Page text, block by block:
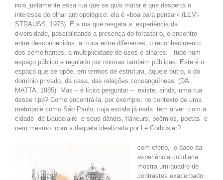
Pois justamente essa rua que se quis matar é que desperta o
interesse do olhar antropológico: ela é «boa para pensar» (LEVI-
STRAUSS, 1975). É a rua que resgata a experiência da
diversidade, possibilitando a presença do forasteiro, o encontro
entre desconhecidos, a troca entre diferentes, o reconhecimento
dos semelhantes, a multiplicidade de usos e olhares – tudo num
espaço público e regulado por normas também públicas. Este é o
espaço que se opõe, em termos de estrutura, àquele outro, o do
domínio privado, da casa, das relações consangüíneas. (DA
MATTA, 1985) Mas – é lícito perguntar – existe, ainda, uma rua
desse tipo? Como encontrá-la, por exemplo, no contexto de uma
metrópole como São Paulo, cuja escala já nada tem a ver com a
cidade de Baudelaire e seus dândis, flâneurs, boêmios, poetas e
nem mesmo com a daquela idealizada por Le Corbusier?
Com efeito, o dado da
experiência cotidiana
mostra um quadro de
contrastes exacerbado